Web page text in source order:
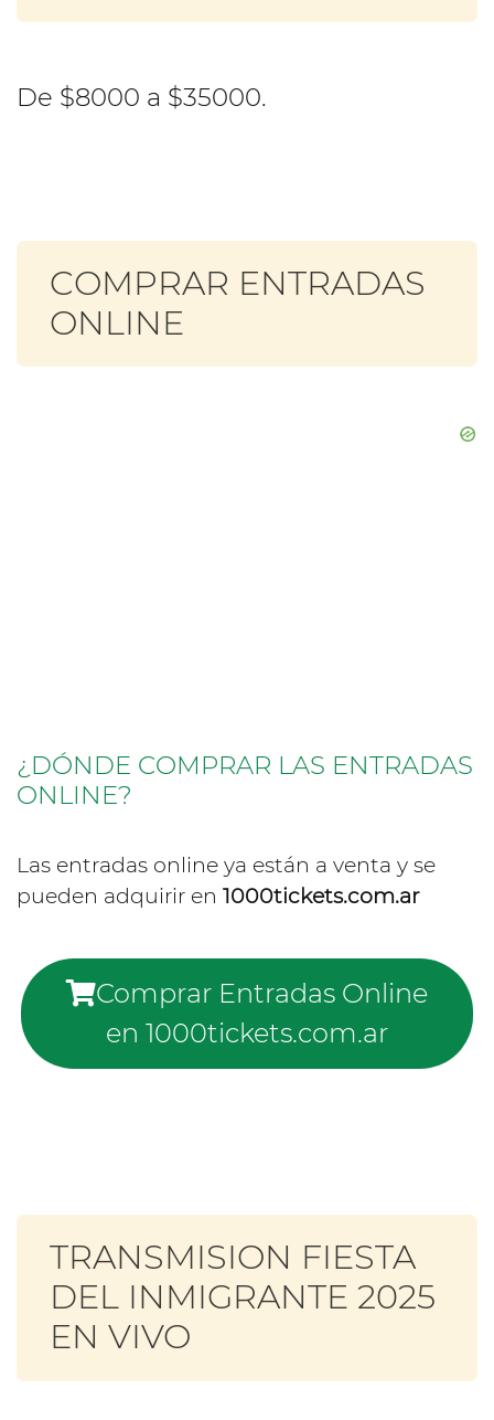
De $8000 a $35000.
COMPRAR ENTRADAS
ONLINE
¿DÓNDE COMPRAR LAS ENTRADAS
ONLINE?
Las entradas online ya están a venta y se
pueden adquirir en 1000tickets.com.ar
Comprar Entradas Online
en 1000tickets.com.ar
TRANSMISION FIESTA
DEL INMIGRANTE 2025
EN VIVO